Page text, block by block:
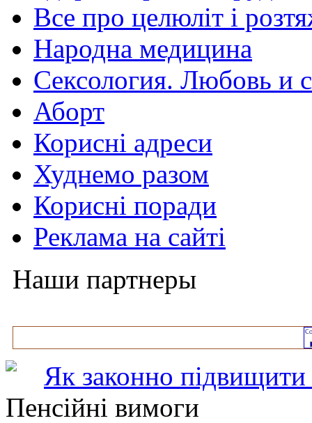
Все про целюліт і
Народна медицина
Сексология. Любовь и
Аборт
Корисні адреси
Худнемо разом
Корисні поради
Реклама на сайті
Наши партнеры
Як законно підвищити
Пенсійні вимоги